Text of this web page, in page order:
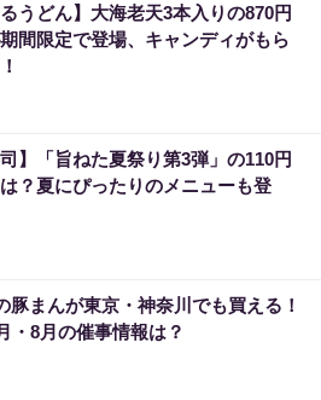
るうどん】大海老天3本入りの870円
間限定で登場、キャンディがもら
司】「旨ねた夏祭り第3弾」の110円
？夏にぴったりのメニューも登
豚まんが東京・神奈川でも買える！
・8月の催事情報は？